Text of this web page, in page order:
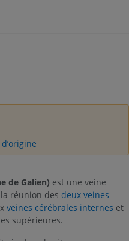
de Galien) est une veine
réunion des deux veines
veines cérébrales internes et
supérieures.